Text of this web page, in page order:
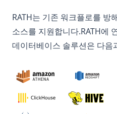
RATH는 기존 워크플로를 방
소스를 지원합니다.RATH에
데이터베이스 솔루션은 다음